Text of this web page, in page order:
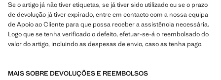
Se o artigo já não tiver etiquetas, se já tiver sido utilizado ou se o prazo
de devolução já tiver expirado, entre em contacto com a nossa equipa
de Apoio ao Cliente para que possa receber a assistência necessária.
Logo que se tenha verificado o defeito, efetuar-se-á o reembolsado do
valor do artigo, incluindo as despesas de envio, caso as tenha pago.
MAIS SOBRE DEVOLUÇÕES E REEMBOLSOS